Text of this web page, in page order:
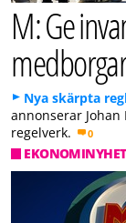
M: Ge
Nya skärpta
annonserar
regelverk.
0